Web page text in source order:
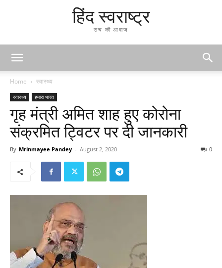
हिंद स्वराष्ट्र
सच की आवाज
Home स्वास्थ्य
स्वास्थ्य हमारा भारत
गृह मंत्री अमित शाह हुए कोरोना
संक्रमित ट्विटर पर दी जानकारी
By Mrinmayee Pandey - August 2, 2020 0